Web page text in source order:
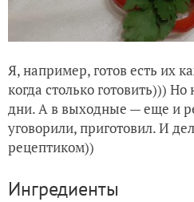
Я, например, готов есть их
когда столько готовить)))
дни. А в выходные — еще и
уговорили, приготовил. И
рецептиком))
Ингредиенты